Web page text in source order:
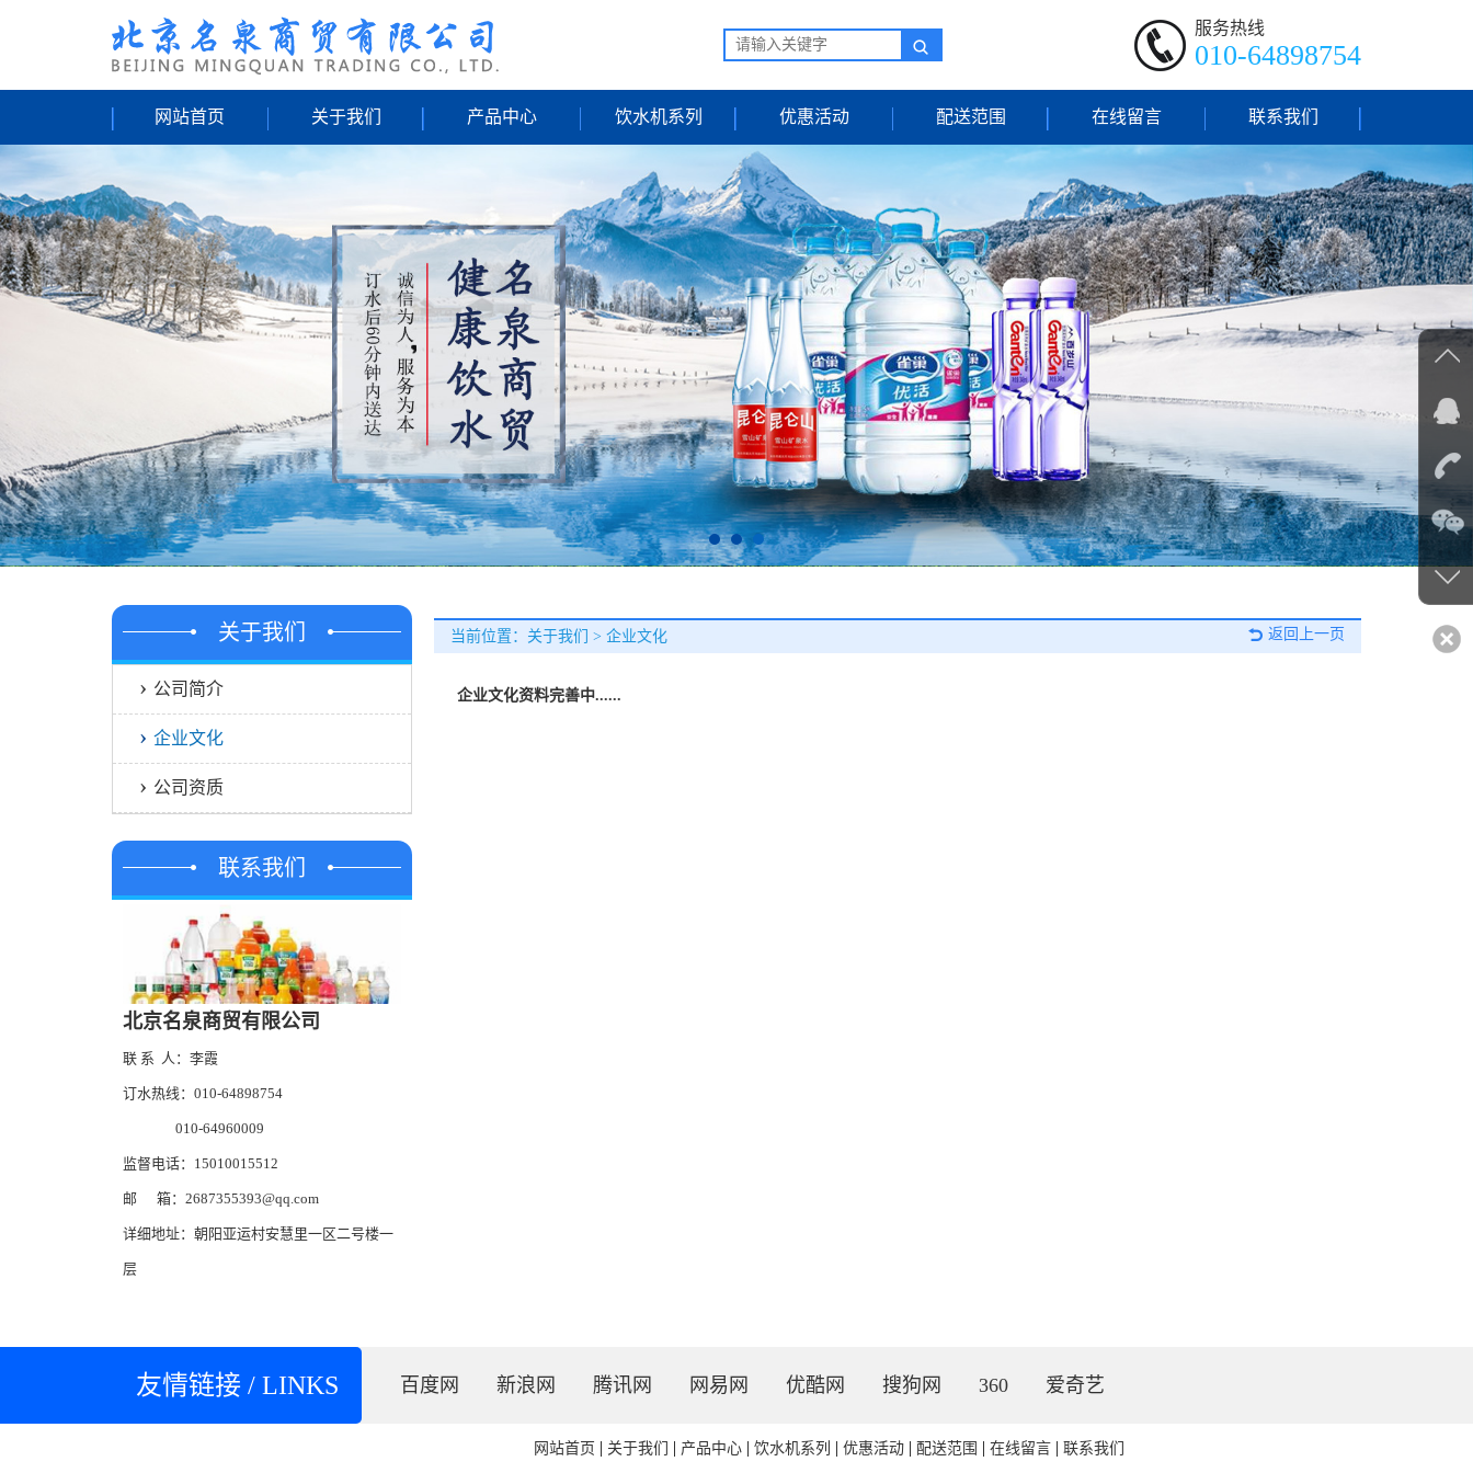
服务热线
010-64898754
网站首页 关于我们 产品中心 饮水机系列 优惠活动 配送范围 在线留言 联系我们
关于我们
公司简介
企业文化
公司资质
联系我们
北京名泉商贸有限公司
联 系 人：李霞
订水热线：010-64898754
010-64960009
监督电话：15010015512
邮 箱：2687355393@qq.com
详细地址：朝阳亚运村安慧里一区二号楼一
层
当前位置：关于我们 > 企业文化 返回上一页
企业文化资料完善中......
友情链接 / LINKS 百度网 新浪网 腾讯网 网易网 优酷网 搜狗网 360 爱奇艺
网站首页 关于我们 产品中心 饮水机系列 优惠活动 配送范围 在线留言 联系我们